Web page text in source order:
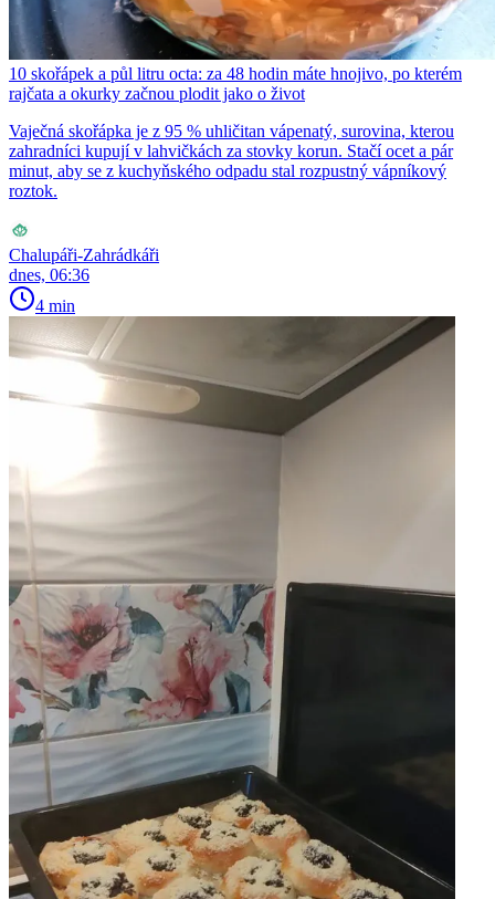
10 skořápek a půl litru octa: za 48 hodin máte hnojivo, po kterém
rajčata a okurky začnou plodit jako o život
Vaječná skořápka je z 95 % uhličitan vápenatý, surovina, kterou
zahradníci kupují v lahvičkách za stovky korun. Stačí ocet a pár
minut, aby se z kuchyňského odpadu stal rozpustný vápníkový
roztok.
Chalupáři-Zahrádkáři
dnes, 06:36
4 min